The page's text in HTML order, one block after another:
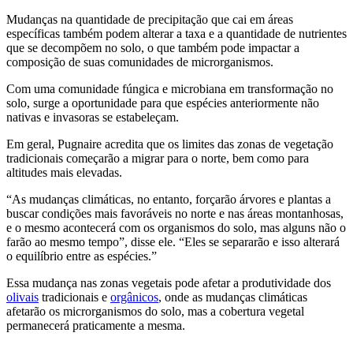
Mudanças na quantidade de precipitação que cai em áreas
específicas também podem alterar a taxa e a quantidade de nutrientes
que se decompõem no solo, o que também pode impactar a
composição de suas comunidades de microrganismos.
Com uma comunidade fúngica e microbiana em transformação no
solo, surge a oportunidade para que espécies anteriormente não
nativas e invasoras se estabeleçam.
Em geral, Pugnaire acredita que os limites das zonas de vegetação
tradicionais começarão a migrar para o norte, bem como para
altitudes mais elevadas.
“As mudanças climáticas, no entanto, forçarão árvores e plantas a
buscar condições mais favoráveis no norte e nas áreas montanhosas,
e o mesmo acontecerá com os organismos do solo, mas alguns não o
farão ao mesmo tempo”, disse ele. “Eles se separarão e isso alterará
o equilíbrio entre as espécies.”
Essa mudança nas zonas vegetais pode afetar a produtividade dos
olivais tradicionais e orgânicos, onde as mudanças climáticas
afetarão os microrganismos do solo, mas a cobertura vegetal
permanecerá praticamente a mesma.